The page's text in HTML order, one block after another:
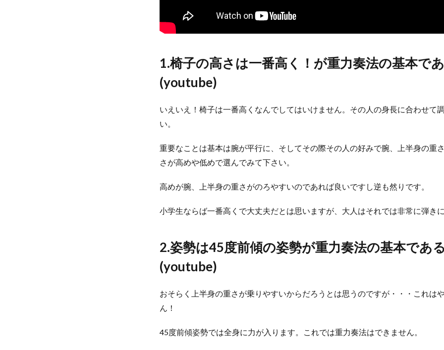
1.椅子の高さは一番高く！が重力奏法の基本であ
(youtube)
いえいえ！椅子は一番高くなんでしてはいけません。その人の身長に合わせて
い。
重要なことは基本は腕が平行に、そしてその際その人の好みで腕、上半身の重
さが高めや低めで選んでみて下さい。
高めが腕、上半身の重さがのろやすいのであれば良いですし逆も然りです。
小学生ならば一番高くで大丈夫だとは思いますが、大人はそれでは非常に弾きに
2.姿勢は45度前傾の姿勢が重力奏法の基本である
(youtube)
おそらく上半身の重さが乗りやすいからだろうとは思うのですが・・・これは
ん！
45度前傾姿勢では全身に力が入ります。これでは重力奏法はできません。